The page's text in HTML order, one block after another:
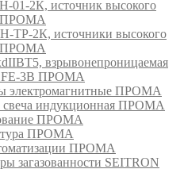
2К, источник высокого
ПРОМА
2К, источники высокого
ПРОМА
взрывонепроницаемая
3B ПРОМА
электромагнитные ПРОМА
индукционная ПРОМА
ПРОМА
ПРОМА
ПРОМА
загазованности SEITRON